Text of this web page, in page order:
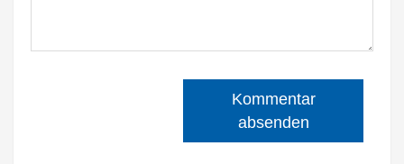
Kommentar
absenden